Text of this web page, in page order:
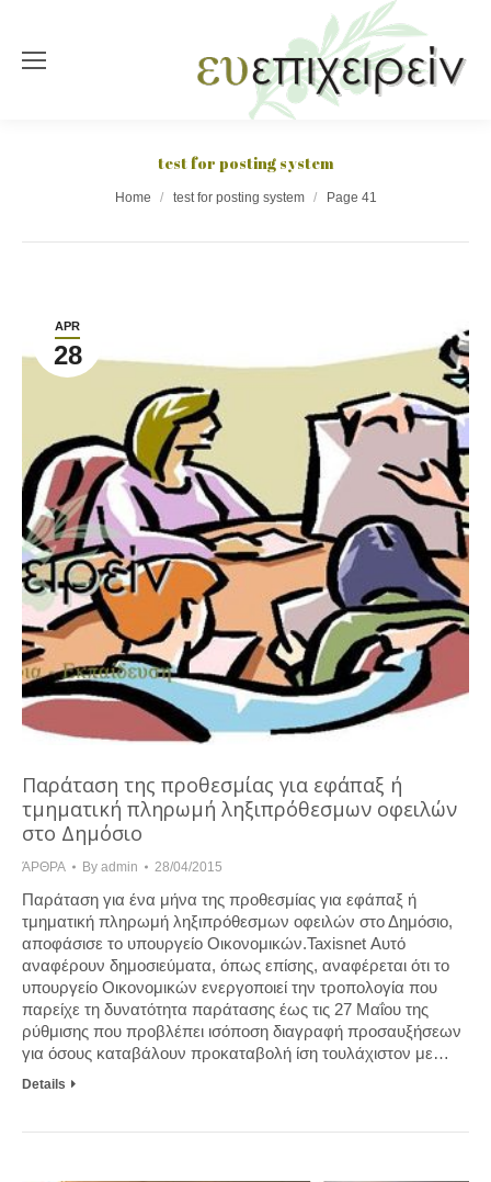
test for posting system
You are here:Home test for posting system Page 41
APR
28
Παράταση της προθεσμίας για εφάπαξ ή
τμηματική πληρωμή ληξιπρόθεσμων οφειλών
στο Δημόσιο
ΆΡΘΡΑ By admin 28/04/2015
Παράταση για ένα μήνα της προθεσμίας για εφάπαξ ή
τμηματική πληρωμή ληξιπρόθεσμων οφειλών στο Δημόσιο,
αποφάσισε το υπουργείο Οικονομικών.Taxisnet Αυτό
αναφέρουν δημοσιεύματα, όπως επίσης, αναφέρεται ότι το
υπουργείο Οικονομικών ενεργοποιεί την τροπολογία που
παρείχε τη δυνατότητα παράτασης έως τις 27 Μαΐου της
ρύθμισης που προβλέπει ισόποση διαγραφή προσαυξήσεων
για όσους καταβάλουν προκαταβολή ίση τουλάχιστον με…
Details